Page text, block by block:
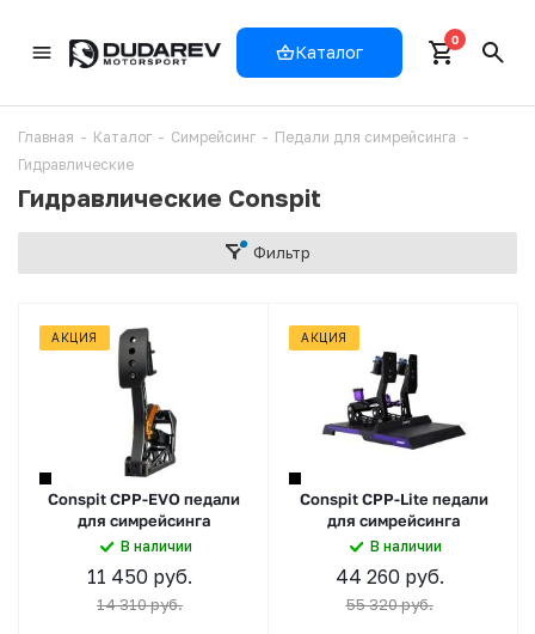
Каталог
0
Главная - Каталог - Симрейсинг - Педали для симрейсинга -
Гидравлические
Гидравлические Conspit
Фильтр
АКЦИЯ
Conspit CPP-EVO педали
для симрейсинга
В наличии
11 450 руб.
14 310руб.
АКЦИЯ
Conspit CPP-Lite педали
для симрейсинга
В наличии
44 260руб.
55 320руб.